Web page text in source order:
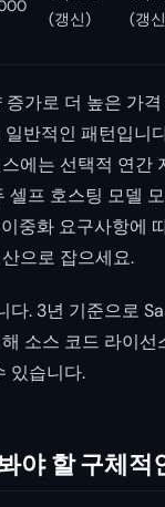
(갱신)
(갱
증가로 더 높은 가
반적인 패턴입니
에는 선택적 연간
셀프 호스팅 모델
중화 요구사항에
으로 잡으세요.
다. 3년 기준으로
소스 코드 라이선
있습니다.
야 할 구체적